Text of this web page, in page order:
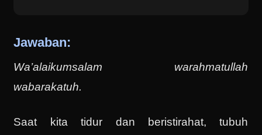
Jawaban:
Wa’alaikumsalam warahmatullah
wabarakatuh.
Saat kita tidur dan beristirahat, tubuh